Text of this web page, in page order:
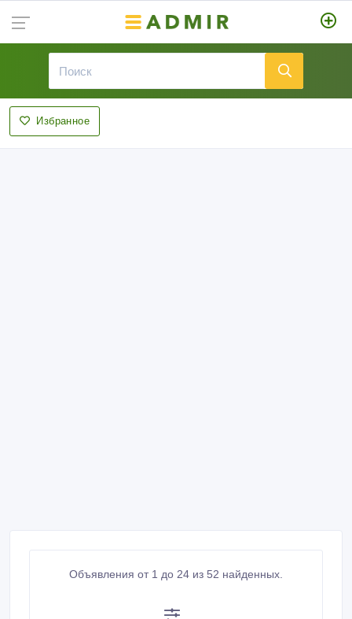
Избранное
Объявления от 1 до 24 из 52 найденных.